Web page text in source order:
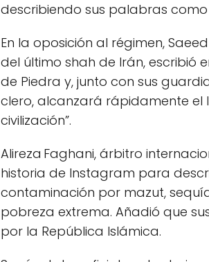
describiendo sus palabras como
En la oposición al régimen,
del último shah de Irán, escribió
de Piedra y, junto con sus
clero, alcanzará rápidamente el
civilización”.
Alireza Faghani, árbitro
historia de Instagram para
contaminación por mazut,
pobreza extrema. Añadió que
por la República Islámica.